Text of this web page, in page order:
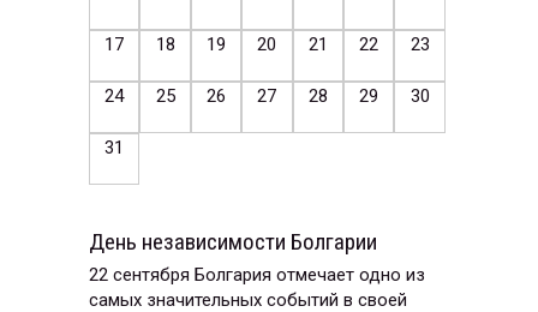
17 18 19 20 21 22 23
24 25 26 27 28 29 30
31
День независимости Болгарии
22 сентября Болгария отмечает одно из
самых значительных событий в своей